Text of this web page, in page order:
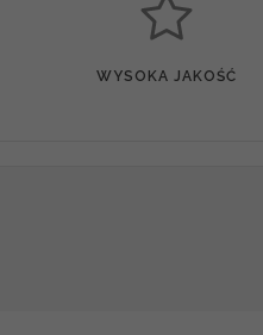
WYSOKA JAKOŚĆ